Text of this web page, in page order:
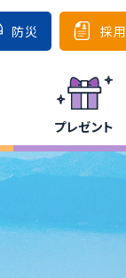
防災 採用
プレゼント